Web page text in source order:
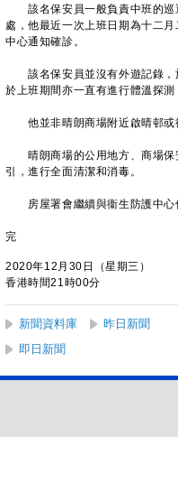
該名保安員一般負責中班的巡
處，他最近一次上班日期為十二
中心通知確診。
該名保安員並沒有外遊記錄，
於上班期間亦一直有進行體溫探測
他並非晴朗商場附近啟晴邨或
晴朗商場的公用地方、商場保
引，進行全面清潔和消毒。
房屋署會繼續與衞生防護中心
完
2020年12月30日（星期三）
香港時間21時00分
新聞資料庫 昨日新聞
即日新聞